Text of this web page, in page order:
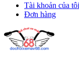
Tài khoản của tôi
Đơn hàng